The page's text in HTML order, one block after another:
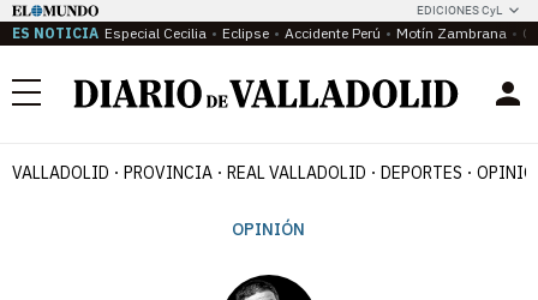
EDICIONES CyL
ES NOTICIA Especial Cecilia Eclipse Accidente Perú Motín Zambrana
Menú
VALLADOLID PROVINCIA REAL VALLADOLID DEPORTES
OPINIÓN